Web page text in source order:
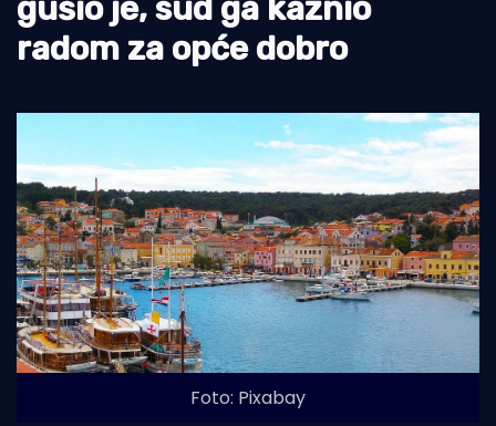
Ekologija
gušio je, sud ga kaznio
radom za opće dobro
Foto: Pixabay